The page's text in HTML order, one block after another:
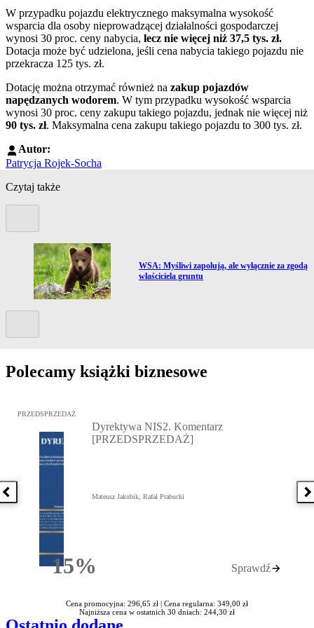
W przypadku pojazdu elektrycznego maksymalna wysokość
wsparcia dla osoby nieprowadzącej działalności gospodarczej
wynosi 30 proc. ceny nabycia, lecz nie więcej niż 37,5 tys. zł.
Dotacja może być udzielona, jeśli cena nabycia takiego pojazdu nie
przekracza 125 tys. zł.
Dotację można otrzymać również na zakup pojazdów
napędzanych wodorem. W tym przypadku wysokość wsparcia
wynosi 30 proc. ceny zakupu takiego pojazdu, jednak nie więcej niż
90 tys. zł. Maksymalna cena zakupu takiego pojazdu to 300 tys. zł.
Autor:
Patrycja Rojek-Socha
Czytaj także
Przejdź do artykułu:
WSA: Myśliwi zapolują, ale wyłącznie za zgodą
właściciela gruntu
Polecamy książki biznesowe
Poprzednia książka
Przejdź do: Dyrektywa NIS2. Komentarz [PRZEDSPRZEDAŻ],
PRZEDSPRZEDAŻ
15%Rabatu
Dyrektywa NIS2. Komentarz
[PRZEDSPRZEDAŻ]
Mateusz Jakubik, Rafał Prabucki
Sprawdź
Cena promocyjna: 296,65 zł | Cena regularna: 349,00 zł
Najniższa cena w ostatnich 30 dniach: 244,30 zł